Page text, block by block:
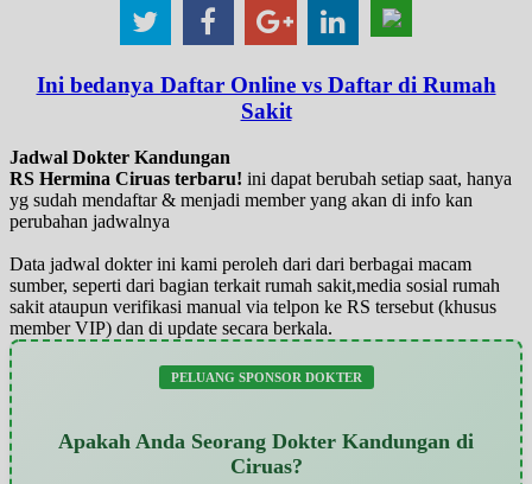
Ini bedanya Daftar Online vs Daftar di Rumah
Sakit
Jadwal Dokter Kandungan
RS Hermina Ciruas terbaru! ini dapat berubah setiap saat, hanya
yg sudah mendaftar & menjadi member yang akan di info kan
perubahan jadwalnya
Data jadwal dokter ini kami peroleh dari dari berbagai macam
sumber, seperti dari bagian terkait rumah sakit,media sosial rumah
sakit ataupun verifikasi manual via telpon ke RS tersebut (khusus
member VIP) dan di update secara berkala.
PELUANG SPONSOR DOKTER
Apakah Anda Seorang Dokter Kandungan di
Ciruas?